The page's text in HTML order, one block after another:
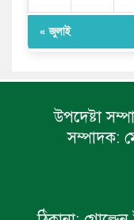
« জুলাই
উপদেষ্টা
সম্পাদক: